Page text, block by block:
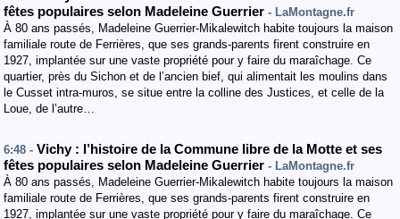
fêtes populaires selon Madeleine Guerrier - LaMontagne.fr
À 80 ans passés, Madeleine Guerrier-Mikalewitch habite toujours la maison
familiale route de Ferrières, que ses grands-parents firent construire en
1927, implantée sur une vaste propriété pour y faire du maraîchage. Ce
quartier, près du Sichon et de l’ancien bief, qui alimentait les moulins dans
le Cusset intra-muros, se situe entre la colline des Justices, et celle de la
Loue, de l’autre…
6:48 - Vichy : l’histoire de la Commune libre de la Motte et ses
fêtes populaires selon Madeleine Guerrier - LaMontagne.fr
À 80 ans passés, Madeleine Guerrier-Mikalewitch habite toujours la maison
familiale route de Ferrières, que ses grands-parents firent construire en
1927, implantée sur une vaste propriété pour y faire du maraîchage. Ce